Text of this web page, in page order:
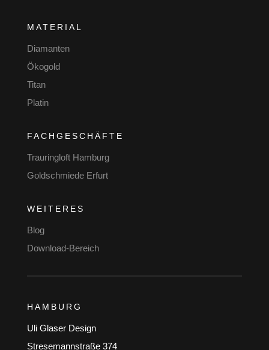
MATERIAL
Diamanten
Ökogold
Titan
Platin
FACHGESCHÄFTE
Trauringloft Hamburg
Goldschmiede Erfurt
WEITERES
Blog
Download-Bereich
HAMBURG
Uli Glaser Design
Stresemannstraße 374